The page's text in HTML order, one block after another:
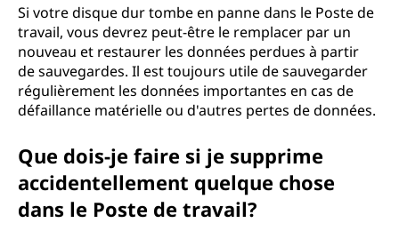
Si votre disque dur tombe en panne dans le Poste de
travail, vous devrez peut-être le remplacer par un
nouveau et restaurer les données perdues à partir
de sauvegardes. Il est toujours utile de sauvegarder
régulièrement les données importantes en cas de
défaillance matérielle ou d'autres pertes de données.
Que dois-je faire si je supprime
accidentellement quelque chose
dans le Poste de travail?